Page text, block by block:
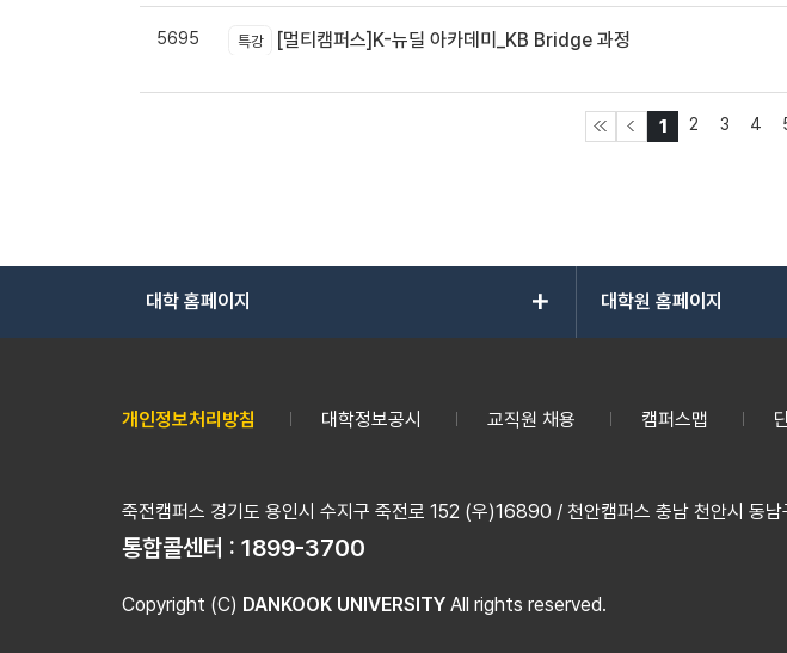
5695 특강 [멀티캠퍼스]K-뉴딜 아카데미_KB Bridge 과정
1 2 3 4
대학 홈페이지 add 대학원 홈페이지
개인정보처리방침 대학정보공시 교직원 채용 캠퍼스맵
죽전캠퍼스 경기도 용인시 수지구 죽전로 152 (우)16890 / 천안캠퍼스 충남 천안시 동
통합콜센터 : 1899-3700
Copyright (C) DANKOOK UNIVERSITY All rights reserved.